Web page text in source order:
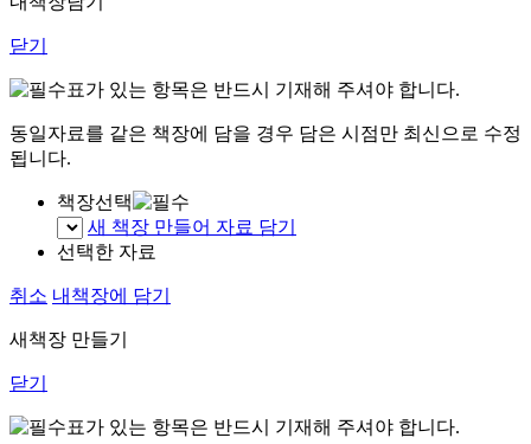
닫기
표가 있는 항목은 반드시 기재해 주셔야 합니다.
동일자료를 같은 책장에 담을 경우 담은 시점만 최신으로 수정
됩니다.
책장선택
새 책장 만들어 자료 담기
선택한 자료
취소 내책장에 담기
새책장 만들기
닫기
표가 있는 항목은 반드시 기재해 주셔야 합니다.